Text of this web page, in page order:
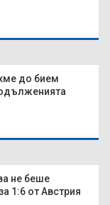
до бием
не беше
1:6 от Австрия